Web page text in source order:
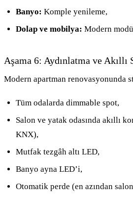
Banyo: Komple yenileme,
Dolap ve mobilya: Modern
Aşama 6: Aydınlatma ve
Modern apartman renovasyonunda
Tüm odalarda dimmable spot,
Salon ve yatak odasında akıllı
KNX),
Mutfak tezgâh altı LED,
Banyo ayna LED’i,
Otomatik perde (en azından